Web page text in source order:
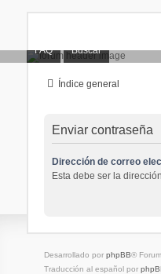
FAQ Buscar
Índice general
Enviar contraseña
Dirección de correo
Esta debe ser la
Desarrollado por phpBB®
Traducción al español por